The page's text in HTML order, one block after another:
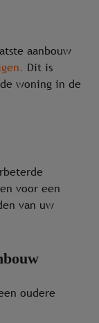
aanbouw
Dit is
woning in de
voor een
van uw
oudere